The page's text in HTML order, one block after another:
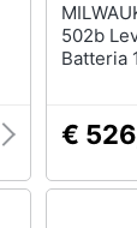
MILWAUKEE -
502b
Batteria
€